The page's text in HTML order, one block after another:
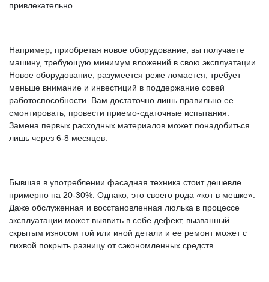
привлекательно.
Например, приобретая новое оборудование, вы получаете
машину, требующую минимум вложений в свою эксплуатации.
Новое оборудование, разумеется реже ломается, требует
меньше внимание и инвестиций в поддержание совей
работоспособности. Вам достаточно лишь правильно ее
смонтировать, провести приемо-сдаточные испытания.
Замена первых расходных материалов может понадобиться
лишь через 6-8 месяцев.
Бывшая в употреблении фасадная техника стоит дешевле
примерно на 20-30%. Однако, это своего рода «кот в мешке».
Даже обслуженная и восстановленная люлька в процессе
эксплуатации может выявить в себе дефект, вызванный
скрытым износом той или иной детали и ее ремонт может с
лихвой покрыть разницу от сэкономленных средств.